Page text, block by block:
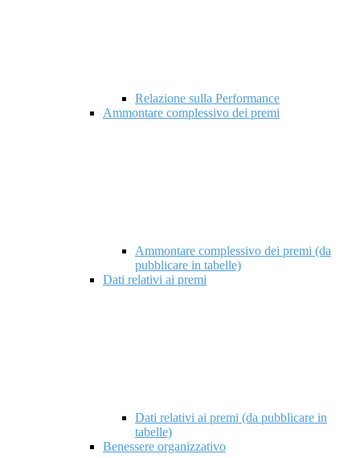
Relazione sulla Performance
Ammontare complessivo dei premi
Ammontare complessivo dei premi (da
pubblicare in tabelle)
Dati relativi ai premi
Dati relativi ai premi (da pubblicare in
tabelle)
Benessere organizzativo